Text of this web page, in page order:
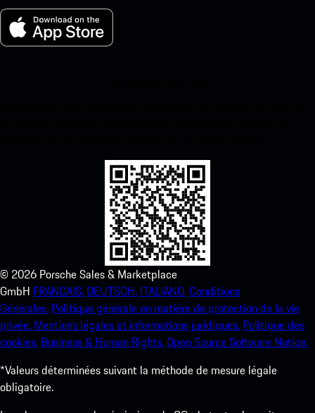
© 2026 Porsche Sales & Marketplace
GmbH FRANCAIS. DEUTSCH. ITALIANO.Conditions
Générales. Politique générale en matière de protection de la vie
privée. Mentions légales et informations juridiques. Politique des
cookies. Business & Human Rights.Open Source Software Notice.
*Valeurs déterminées suivant la méthode de mesure légale
obligatoire.